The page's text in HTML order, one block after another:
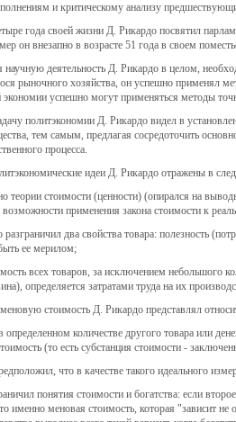
и критическому анализу
года своей жизни Д. Рикардо посвятил
он внезапно в возрасте 51 года в своем
научную деятельность Д. Рикардо в целом,
рыночного хозяйства, он успешно применял
экономии успешно могут применяться методы
политэкономии Д. Рикардо видел в
тем самым, предлагая сосредоточить
процесса.
идеи Д. Рикардо отражены в
теории стоимости (ценности) (опирался на
возможности применения закона стоимости к
разграничил два свойства товара: полезность
ее мерилом;
всех товаров, за исключением небольшого
определяется затратами труда на их
стоимость Д. Рикардо представлял
количестве другого товара или
(то есть субстанция стоимости -
что в качестве такого идеального
понятия стоимости и богатства: если
именно меновая стоимость, которая "зависит